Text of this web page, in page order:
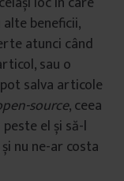
beneficii,
atunci când
sau o
salva articole
source, ceea
el și să-l
nu ne-ar costa